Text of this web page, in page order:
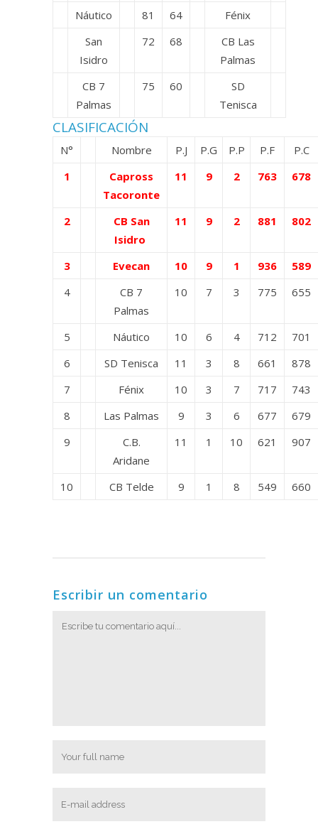
Náutico
81 64
Fénix
San
Isidro
72 68
CB Las
Palmas
CB 7
Palmas
75 60
SD
Tenisca
CLASIFICACIÓN
N° Nombre P.J P.G P.P P.F
P.C
1
Capross
Tacoronte
11 9 2 763 678
2
CB San
Isidro
11 9 2 881 802
3 Evecan 10 9 1 936
589
4
CB 7
Palmas
10 7 3 775 655
5 Náutico 10 6 4 712
701
6
SD Tenisca 11 3 8 661
878
7
Fénix 10 3 7 717
743
8
Las Palmas 9 3 6 677
679
9
C.B.
Aridane
11 1 10 621 907
10 CB Telde 9 1 8 549 660
Escribir un comentario